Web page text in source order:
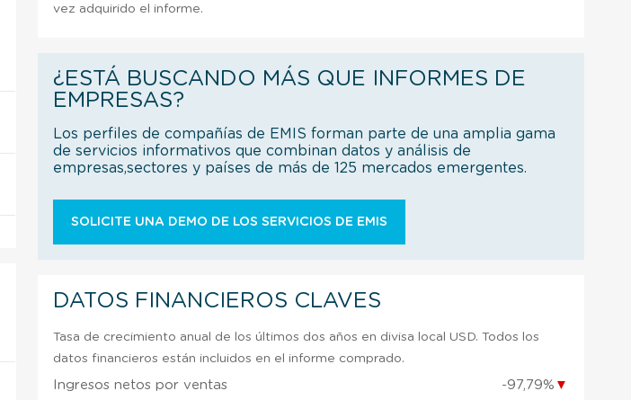
vez adquirido el informe.
¿ESTÁ BUSCANDO MÁS QUE INFORMES DE
EMPRESAS?
Los perfiles de compañías de EMIS forman parte de una amplia gama
de servicios informativos que combinan datos y análisis de
empresas,sectores y países de más de 125 mercados emergentes.
SOLICITE UNA DEMO DE LOS SERVICIOS DE EMIS
DATOS FINANCIEROS CLAVES
Tasa de crecimiento anual de los últimos dos años en divisa local USD. Todos los
datos financieros están incluidos en el informe comprado.
Ingresos netos por ventas -97,79% ▼